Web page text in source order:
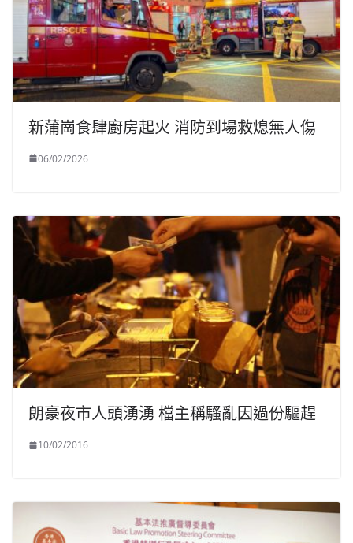
新蒲崗食肆廚房起火 消防到場救熄無人傷
06/02/2026
朗豪夜市人頭湧湧 檔主稱騷亂因過份驅趕
10/02/2016